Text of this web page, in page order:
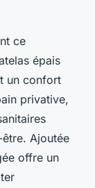
ce
épais
un confort
privative,
Ajoutée
offre un